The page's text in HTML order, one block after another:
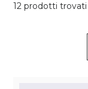
12 prodotti trovati